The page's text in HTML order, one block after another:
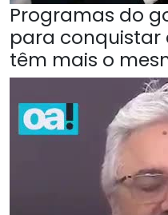
Programas do
para conquistar
têm mais o